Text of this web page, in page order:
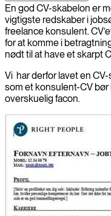
En god CV-skabelon er
vigtigste redskaber i
freelance konsulent.
for at komme i
nødt til at have et skarpt
Vi har derfor lavet en
som et konsulent-CV
overskuelig facon.